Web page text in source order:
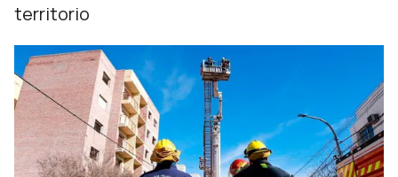
territorio